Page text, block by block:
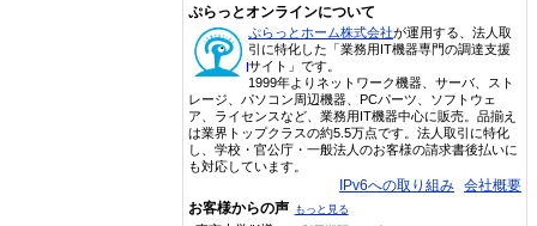
ぷらっとオンラインについて
ぷらっとホーム株式会社が運用する、法人取
引に特化した「業務用IT機器専門の調達支援
サイト」です。
1999年よりネットワーク機器、サーバ、スト
レージ、パソコン周辺機器、PCパーツ、ソフトウェ
ア、ライセンスなど、業務用IT機器中心に販売。品揃え
は業界トップクラスの約5.5万点です。法人取引に特化
し、学校・官公庁・一般法人のお客様の請求書後払いに
も対応しています。
IPv6への取り組み 会社概要
お客様からの声 もっと見る